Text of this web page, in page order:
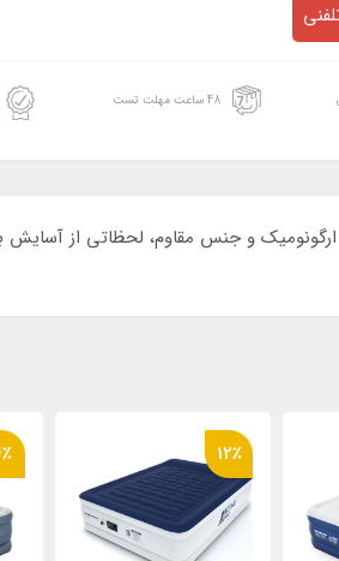
48 ساعت مهلت تست
و جنس مقاوم، لحظاتی از آسایش
4٪